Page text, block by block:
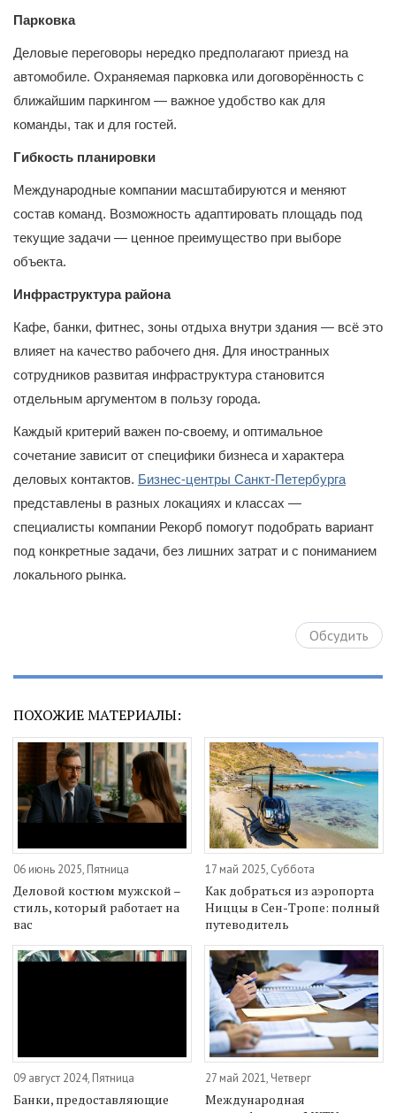
Парковка
Деловые переговоры нередко предполагают приезд на
автомобиле. Охраняемая парковка или договорённость с
ближайшим паркингом — важное удобство как для
команды, так и для гостей.
Гибкость планировки
Международные компании масштабируются и меняют
состав команд. Возможность адаптировать площадь под
текущие задачи — ценное преимущество при выборе
объекта.
Инфраструктура района
Кафе, банки, фитнес, зоны отдыха внутри здания — всё это
влияет на качество рабочего дня. Для иностранных
сотрудников развитая инфраструктура становится
отдельным аргументом в пользу города.
Каждый критерий важен по-своему, и оптимальное
сочетание зависит от специфики бизнеса и характера
деловых контактов. Бизнес-центры Санкт-Петербурга
представлены в разных локациях и классах —
специалисты компании Рекорб помогут подобрать вариант
под конкретные задачи, без лишних затрат и с пониманием
локального рынка.
Обсудить
ПОХОЖИЕ МАТЕРИАЛЫ:
06 июнь 2025, Пятница
Деловой костюм мужской –
стиль, который работает на
вас
17 май 2025, Суббота
Как добраться из аэропорта
Ниццы в Сен-Тропе: полный
путеводитель
09 август 2024, Пятница
Банки, предоставляющие
27 май 2021, Четверг
Международная